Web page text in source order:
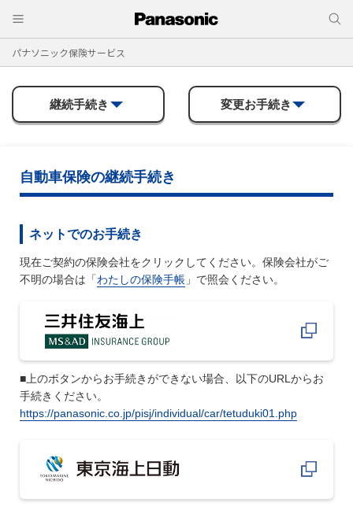
パナソニック保険サービス
継続手続き 変更お手続き
自動車保険の継続手続き
ネットでのお手続き
現在ご契約の保険会社をクリックしてください。保険会社がご
不明の場合は「わたしの保険手帳 」で照会ください。
■上のボタンからお手続きができない場合、以下のURLからお
手続きください。
https://panasonic.co.jp/pisj/individual/car/tetuduki01.php